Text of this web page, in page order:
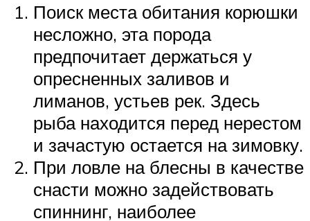
Поиск места обитания корюшки
несложно, эта порода
предпочитает держаться у
опресненных заливов и
лиманов, устьев рек. Здесь
рыба находится перед нерестом
и зачастую остается на зимовку.
При ловле на блесны в качестве
снасти можно задействовать
спиннинг, наиболее